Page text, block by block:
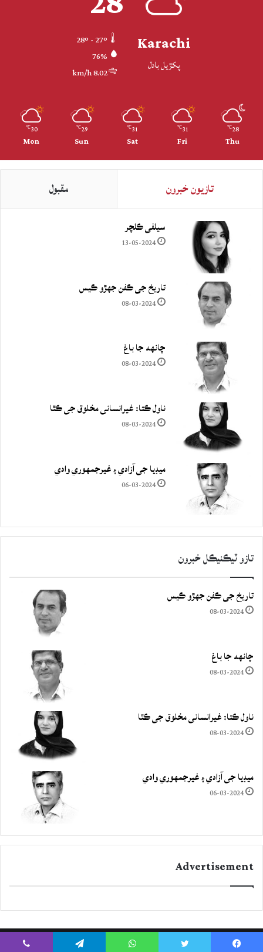
Karachi
پکڙيل بادل
76%
8.02 km/h
28
℃
Thu
31
℃
Fri
31
℃
Sat
29
℃
Sun
30
℃
Mon
تازيون خبرون مقبول
سيلفي ڪلچر
13-05-2024
تاريخ جي ڪفن جھڙو ڪيس
08-03-2024
چانهه جا باغ
08-03-2024
ناول ڪتا: غيرانساني مخلوق جي ڪٿا
08-03-2024
ميڊيا جي آزادي ۽ غيرجمھوري وادي
06-03-2024
تازو ٽيڪنيڪل خبرون
تاريخ جي ڪفن جھڙو ڪيس
08-03-2024
چانهه جا باغ
08-03-2024
ناول ڪتا: غيرانساني مخلوق جي ڪٿا
08-03-2024
ميڊيا جي آزادي ۽ غيرجمھوري وادي
06-03-2024
Advertisement